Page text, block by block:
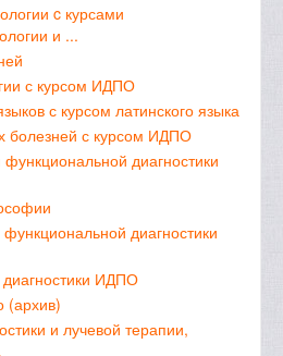
c курсами
и ...
с курсом ИДПО
с курсом латинского языка
болезней с курсом ИДПО
диагностики
диагностики
ИДПО
(архив)
и лучевой терапии,